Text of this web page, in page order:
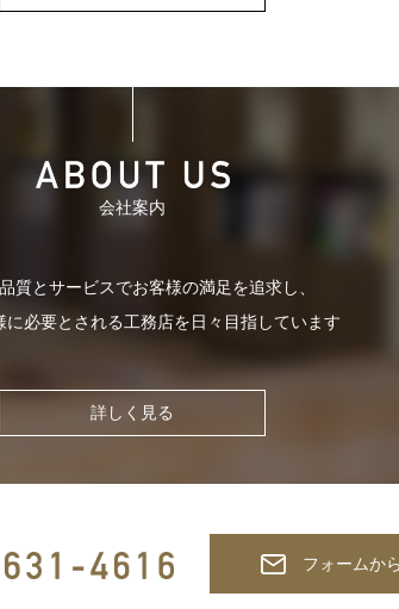
会社案内
質とサービスでお客様の満足を追求し、
に必要とされる工務店を日々目指しています
詳しく見る
フォームか